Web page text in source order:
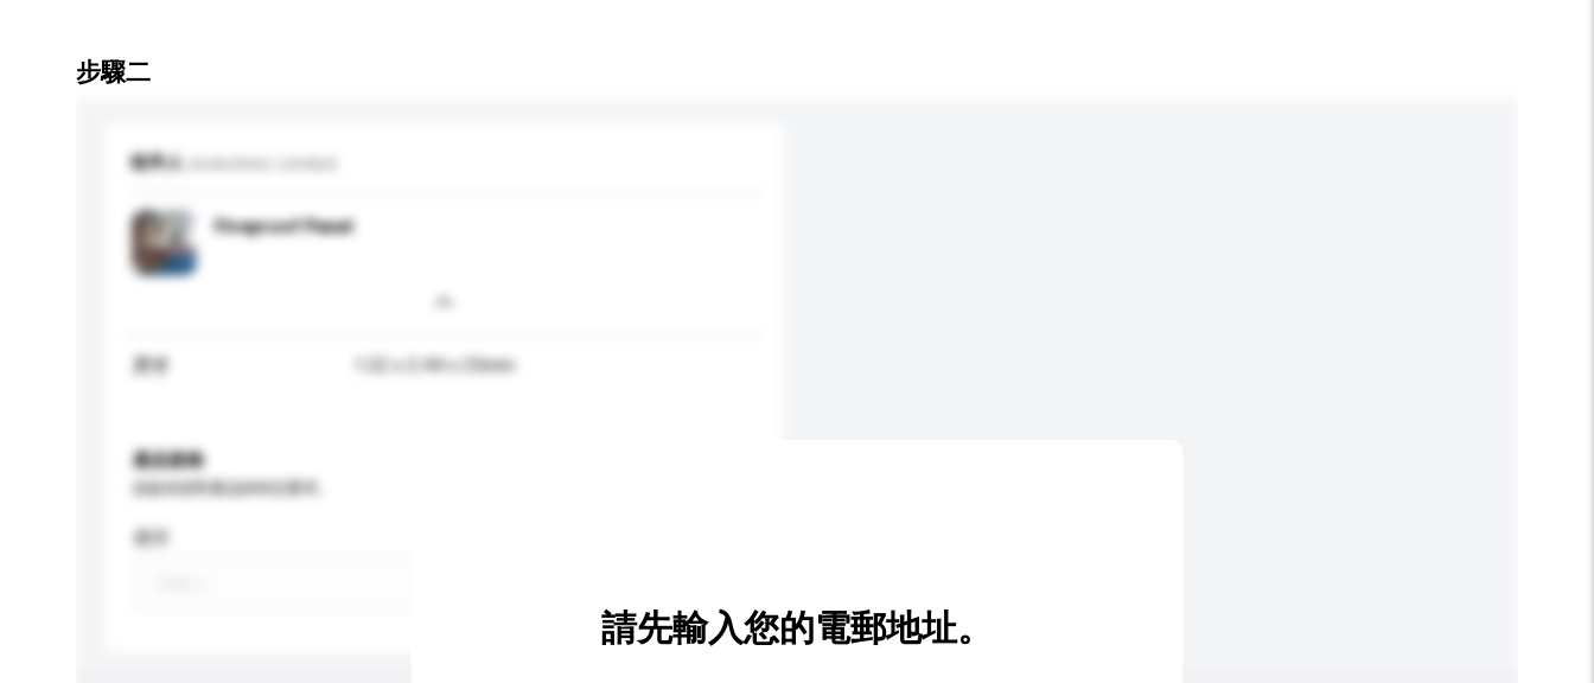
步驟二
收件人
Fireproof Panel
1.22 x 2.44 x 25mm
產品規格
請先輸入您的電郵地址。